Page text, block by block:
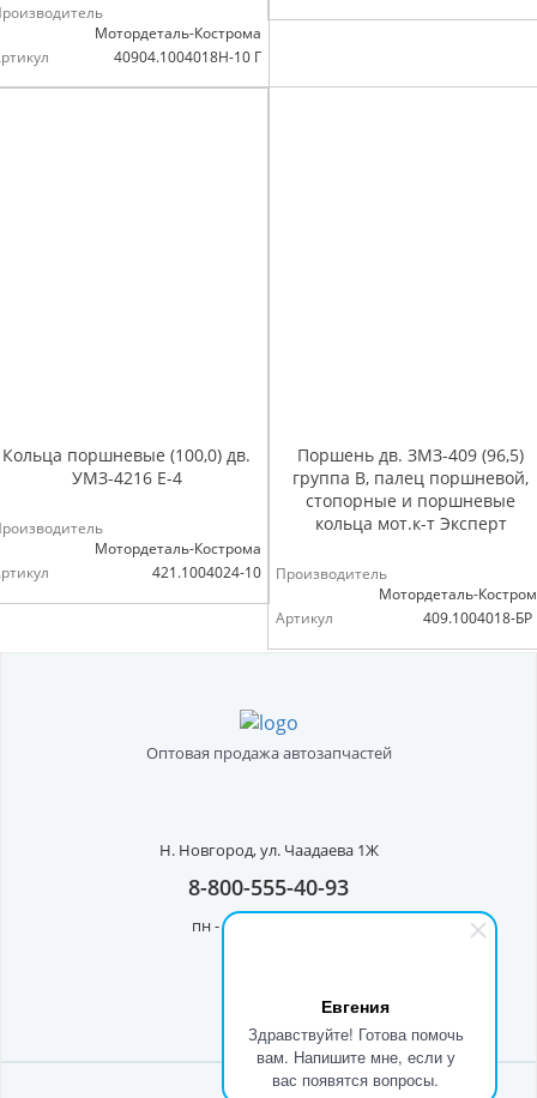
Евгения
Здравствуйте! Готова помочь
вам. Напишите мне, если у
вас появятся вопросы.
Мотордеталь-Кострома
40904.1004018Н-10 Г
Кольца поршневые (100,0) дв.
УМЗ-4216 Е-4
Мотордеталь-Кострома
421.1004024-10
Поршень дв. ЗМЗ-409 (96,5)
группа В, палец поршневой,
стопорные и поршневые
кольца мот.к-т Эксперт
Производитель
Мотордеталь-
Артикул
409.1004018-БР
Оптовая продажа автозапчастей
Н. Новгород,ул. Чаадаева 1Ж
8-800-555-40-93
пн - пт с 8:00 до 17:00